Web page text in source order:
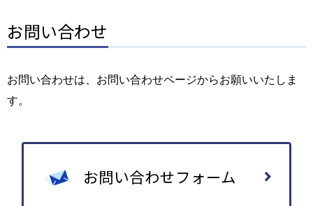
お問い合わせ
お問い合わせは、お問い合わせページからお願いいたしま
す。
お問い合わせフォーム